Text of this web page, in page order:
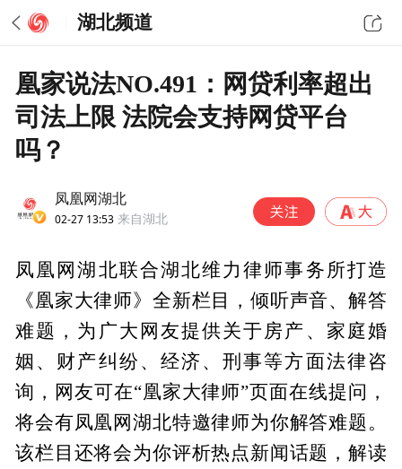
湖北频道
凰家说法NO.491：网贷利率超出
司法上限 法院会支持网贷平台
吗？
凤凰网湖北
02-27 13:53 来自湖北
凤凰网湖北联合湖北维力律师事务所打造
《凰家大律师》全新栏目，倾听声音、解答
难题，为广大网友提供关于房产、家庭婚
姻、财产纠纷、经济、刑事等方面法律咨
询，网友可在“凰家大律师”页面在线提问，
将会有凤凰网湖北特邀律师为你解答难题。
该栏目还将会为你评析热点新闻话题，解读